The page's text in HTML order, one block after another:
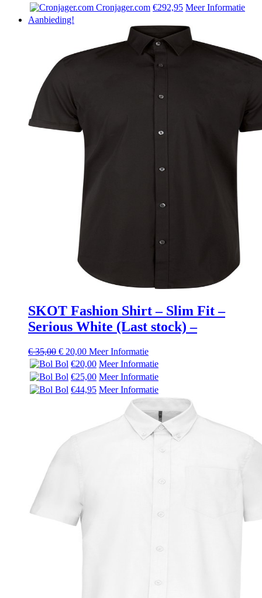
Cronjager.com €292,95 Meer Informatie
Aanbieding!
SKOT Fashion Shirt – Slim Fit –
Serious White (Last stock) –
€35,00 Oorspronkelijke
prijs
was:
€ 35,00.
€ 20,00Huidige
prijs
is:
€ 20,00.
Meer Informatie
Bol €20,00 Meer Informatie
Bol €25,00 Meer Informatie
Bol €44,95 Meer Informatie